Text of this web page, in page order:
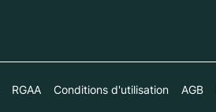
RGAA Conditions d'utilisation AGB